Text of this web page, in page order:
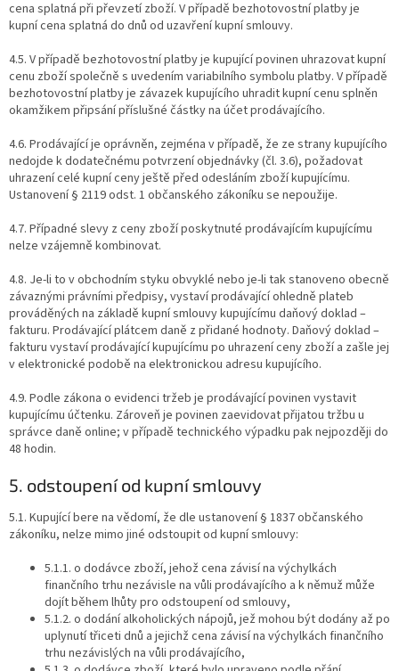
cena splatná při převzetí zboží. V případě bezhotovostní platby je
kupní cena splatná do dnů od uzavření kupní smlouvy.
4.5. V případě bezhotovostní platby je kupující povinen uhrazovat kupní
cenu zboží společně s uvedením variabilního symbolu platby. V případě
bezhotovostní platby je závazek kupujícího uhradit kupní cenu splněn
okamžikem připsání příslušné částky na účet prodávajícího.
4.6. Prodávající je oprávněn, zejména v případě, že ze strany kupujícího
nedojde k dodatečnému potvrzení objednávky (čl. 3.6), požadovat
uhrazení celé kupní ceny ještě před odesláním zboží kupujícímu.
Ustanovení § 2119 odst. 1 občanského zákoníku se nepoužije.
4.7. Případné slevy z ceny zboží poskytnuté prodávajícím kupujícímu
nelze vzájemně kombinovat.
4.8. Je-li to v obchodním styku obvyklé nebo je-li tak stanoveno obecně
závaznými právními předpisy, vystaví prodávající ohledně plateb
prováděných na základě kupní smlouvy kupujícímu daňový doklad –
fakturu. Prodávající plátcem daně z přidané hodnoty. Daňový doklad –
fakturu vystaví prodávající kupujícímu po uhrazení ceny zboží a zašle jej
v elektronické podobě na elektronickou adresu kupujícího.
4.9. Podle zákona o evidenci tržeb je prodávající povinen vystavit
kupujícímu účtenku. Zároveň je povinen zaevidovat přijatou tržbu u
správce daně online; v případě technického výpadku pak nejpozději do
48 hodin.
5. odstoupení od kupní smlouvy
5.1. Kupující bere na vědomí, že dle ustanovení § 1837 občanského
zákoníku, nelze mimo jiné odstoupit od kupní smlouvy:
5.1.1. o dodávce zboží, jehož cena závisí na výchylkách
finančního trhu nezávisle na vůli prodávajícího a k němuž může
dojít během lhůty pro odstoupení od smlouvy,
5.1.2. o dodání alkoholických nápojů, jež mohou být dodány až po
uplynutí třiceti dnů a jejichž cena závisí na výchylkách finančního
trhu nezávislých na vůli prodávajícího,